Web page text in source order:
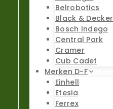
Belrobotics
Black & Decker
Bosch Indego
Central Park
Cramer
Cub Cadet
Merken D-F
Einhell
Etesia
Ferrex